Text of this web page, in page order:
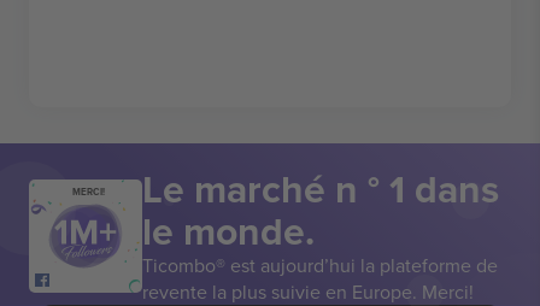
MERCI! Le marché n ° 1 dans
le monde.
Ticombo® est aujourd’hui la plateforme de
revente la plus suivie en Europe. Merci!